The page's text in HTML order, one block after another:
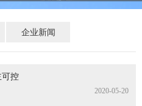
企业新闻
可控
2020-05-20